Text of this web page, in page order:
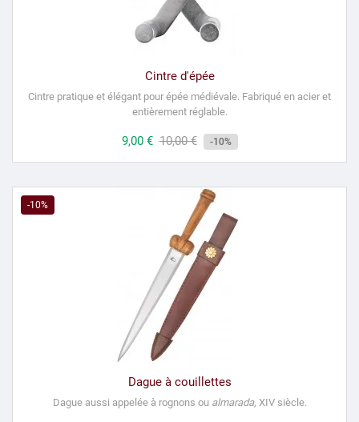
Cintre d'épée
Cintre pratique et élégant pour épée médiévale. Fabriqué en acier et
entièrement réglable.
Prix
9,00 € Prix
10,00 € -10%
-10%
Dague à couillettes
Dague aussi appelée à rognons ou almarada, XIV siècle.